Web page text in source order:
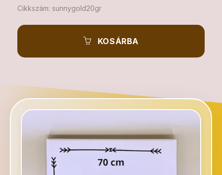
Cikkszám: sunnygold20gr
KOSÁRBA